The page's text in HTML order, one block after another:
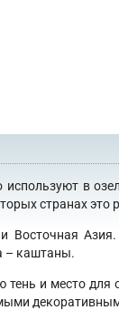
в
странах это
Восточная
– каштаны.
тень и место